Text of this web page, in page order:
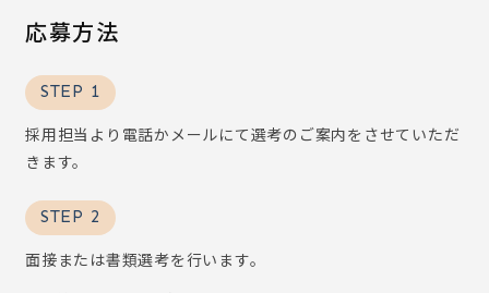
応募方法
STEP 1
採用担当より電話かメールにて選考のご案内をさせていただ
きます。
STEP 2
面接または書類選考を行います。